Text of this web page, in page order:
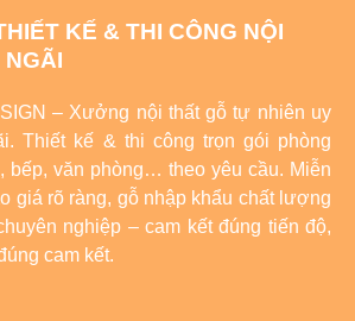
KẾ & THI CÔNG NỘI
– Xưởng nội thất gỗ tự nhiên uy
Thiết kế & thi công trọn gói phòng
bếp, văn phòng… theo yêu cầu. Miễn
giá rõ ràng, gỗ nhập khẩu chất lượng
nghiệp – cam kết đúng tiến độ,
cam kết.